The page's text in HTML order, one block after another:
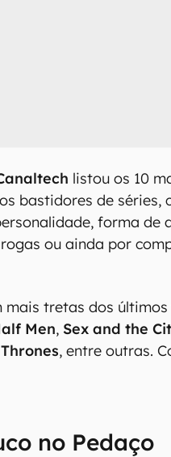
listou os 10
bastidores de séries,
forma de
ou ainda por
mais tretas dos
Men, Sex and the
, entre outras.
no Pedaço